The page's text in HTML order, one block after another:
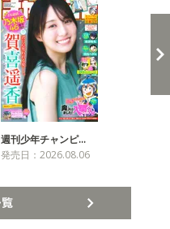
週刊少年チャンピ…
発売日：2026.08.06